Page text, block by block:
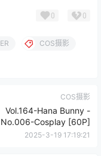
0 0
COS摄影
COS摄影
Vol.164-Hana Bunny -
No.006-Cosplay [60P]
2025-3-19 17:19:21